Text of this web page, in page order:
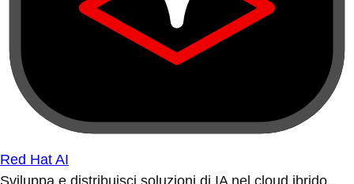
Red Hat AI
Sviluppa e distribuisci soluzioni di IA nel cloud ibrido.